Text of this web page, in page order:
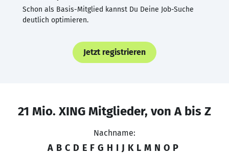
Schon als Basis-Mitglied kannst Du Deine Job-Suche
deutlich optimieren.
Jetzt registrieren
21 Mio. XING Mitglieder, von A bis Z
Nachname:
A B C D E F G H I J K L M N O P